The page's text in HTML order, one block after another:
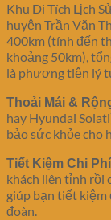
Khu Di Tích Lịch
huyện Trần Văn
400km (tính đến
khoảng 50km),
là phương tiện lý
Thoải Mái &
hay Hyundai
bảo sức khỏe cho
Tiết Kiệm Chi Phí
khách liên tỉnh rồi
giúp bạn tiết kiệm
đoàn.